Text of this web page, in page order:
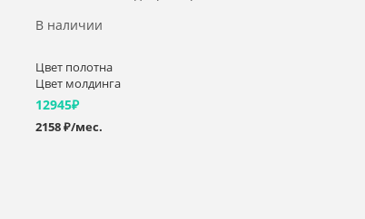
В наличии
Цвет полотна
Цвет молдинга
12945₽
2158 ₽/мес.